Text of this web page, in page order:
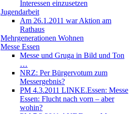
Interessen einzusetzen
Jugendarbeit
Am 26.1.2011 war Aktion am
Rathaus
Mehrgenerationen Wohnen
Messe Essen
Messe und Gruga in Bild und Ton
…
NRZ: Per Bürgervotum zum
Messergebnis?
PM 4.3.2011 LINKE.Essen: Messe
Essen: Flucht nach vorn – aber
wohin?